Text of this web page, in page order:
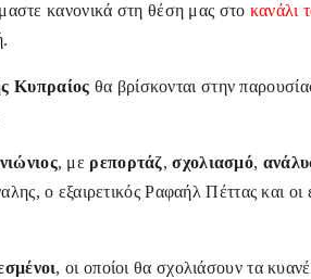
κανονικά στη θέση μας στο κανάλι
Κυπραίος θα βρίσκονται στην
, με ρεπορτάζ,σχολιασμό,
ο εξαιρετικός Ραφαήλ Πέττας και οι
, οι οποίοι θα σχολιάσουν τα